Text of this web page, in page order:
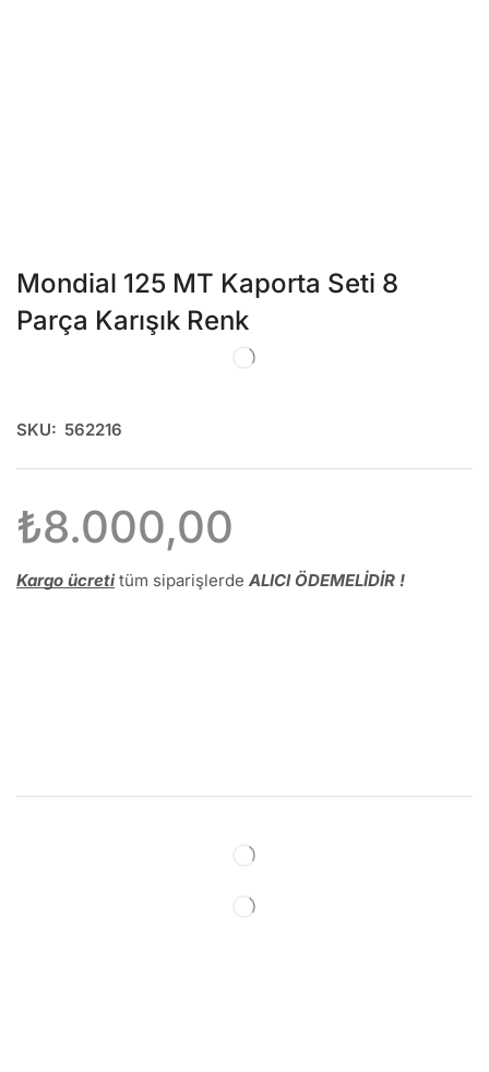
Mondial 125 MT Kaporta Seti 8
Parça Karışık Renk
SKU: 562216
₺8.000,00
Kargo ücretitüm siparişlerde ALICI ÖDEMELİDİR !